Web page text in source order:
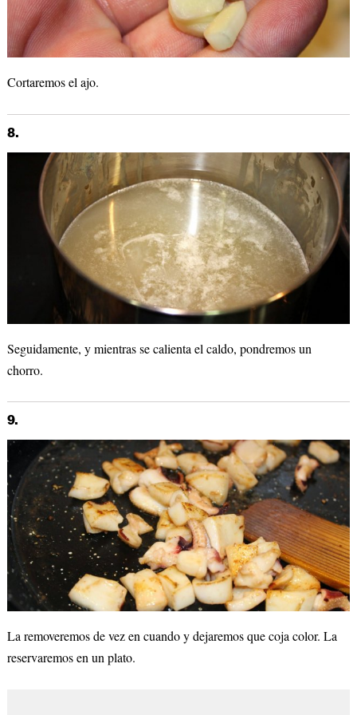
Cortaremos el ajo.
8.
Seguidamente, y mientras se calienta el caldo, pondremos un
chorro.
9.
La removeremos de vez en cuando y dejaremos que coja color. La
reservaremos en un plato.